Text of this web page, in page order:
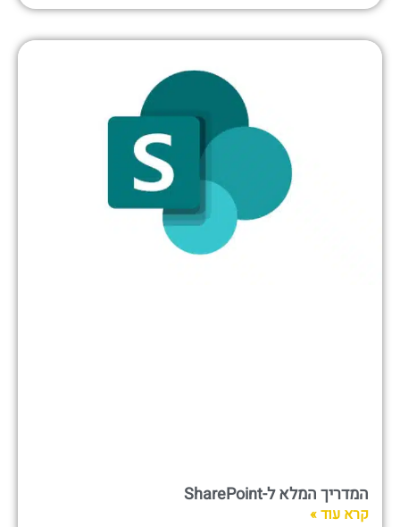
המדריך המלא ל-SharePoint
קרא עוד »